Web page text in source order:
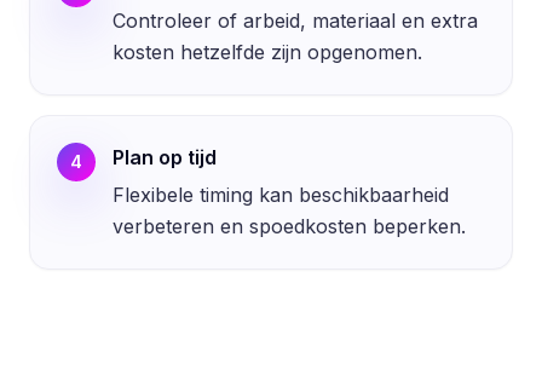
Controleer of arbeid, materiaal en extra
kosten hetzelfde zijn opgenomen.
4
Plan op tijd
Flexibele timing kan beschikbaarheid
verbeteren en spoedkosten beperken.